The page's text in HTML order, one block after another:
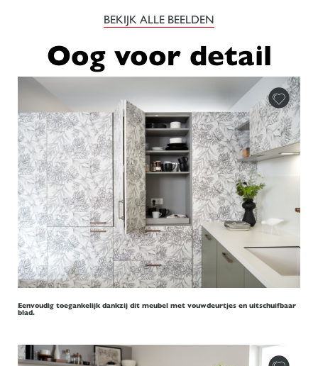
BEKIJK ALLE BEELDEN
Oog voor detail
Eenvoudig toegankelijk dankzij dit meubel met vouwdeurtjes en uitschuifbaar
blad.